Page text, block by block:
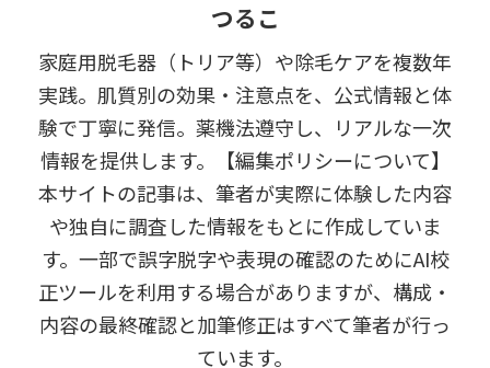
つるこ
家庭用脱毛器（トリア等）や除毛ケアを複数年
実践。肌質別の効果・注意点を、公式情報と体
験で丁寧に発信。薬機法遵守し、リアルな一次
情報を提供します。【編集ポリシーについて】
本サイトの記事は、筆者が実際に体験した内容
や独自に調査した情報をもとに作成していま
す。一部で誤字脱字や表現の確認のためにAI校
正ツールを利用する場合がありますが、構成・
内容の最終確認と加筆修正はすべて筆者が行っ
ています。